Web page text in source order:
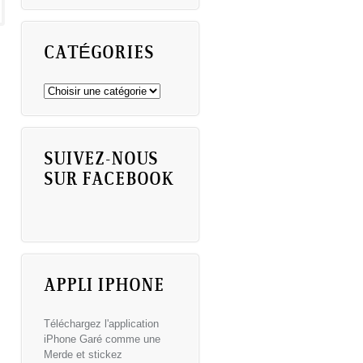
CATÉGORIES
SUIVEZ-NOUS
SUR FACEBOOK
APPLI IPHONE
Téléchargez l'application
iPhone Garé comme une
Merde et stickez